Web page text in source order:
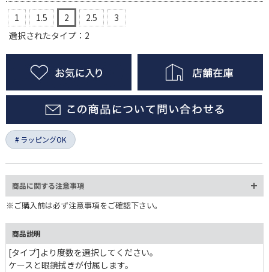
1 1.5 2 2.5
3
選択されたタイプ：2
ラッピングOK
商品に関する注意事項
※ご購入前は必ず注意事項をご確認下さい。
商品説明
[タイプ]より度数を選択してください。
ケースと眼鏡拭きが付属します。